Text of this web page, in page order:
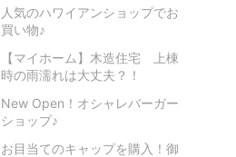
人気のハワイアンショップでお
買い物♪
【マイホーム】木造住宅 上棟
時の雨濡れは大丈夫？！
New Open！オシャレバーガー
ショップ♪
お目当てのキャップを購入！御